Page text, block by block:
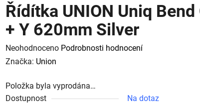
Řídítka UNION Uniq
+ Y 620mm Silver
Průměrné
hodnocení
je
0,0
Neohodnoceno Podrobnosti hodnocení
Značka: Union
Položka byla vyprodána…
Dostupnost
Na dotaz